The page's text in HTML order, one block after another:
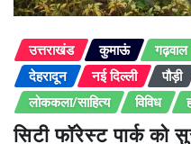
उत्तराखंड कुमाऊं गढ़वाल
देहरादून
नई दिल्ली पौड़ी
लोककला/साहित्य
विविध
सिटी फॉरेस्ट पार्क को